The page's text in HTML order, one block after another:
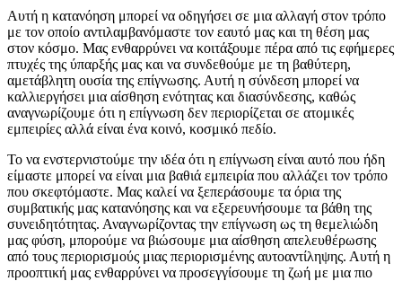
Αυτή η κατανόηση μπορεί να οδηγήσει σε μια αλλαγή στον τρόπο
με τον οποίο αντιλαμβανόμαστε τον εαυτό μας και τη θέση μας
στον κόσμο. Μας ενθαρρύνει να κοιτάξουμε πέρα από τις εφήμερες
πτυχές της ύπαρξής μας και να συνδεθούμε με τη βαθύτερη,
αμετάβλητη ουσία της επίγνωσης. Αυτή η σύνδεση μπορεί να
καλλιεργήσει μια αίσθηση ενότητας και διασύνδεσης, καθώς
αναγνωρίζουμε ότι η επίγνωση δεν περιορίζεται σε ατομικές
εμπειρίες αλλά είναι ένα κοινό, κοσμικό πεδίο.
Το να ενστερνιστούμε την ιδέα ότι η επίγνωση είναι αυτό που ήδη
είμαστε μπορεί να είναι μια βαθιά εμπειρία που αλλάζει τον τρόπο
που σκεφτόμαστε. Μας καλεί να ξεπεράσουμε τα όρια της
συμβατικής μας κατανόησης και να εξερευνήσουμε τα βάθη της
συνειδητότητας. Αναγνωρίζοντας την επίγνωση ως τη θεμελιώδη
μας φύση, μπορούμε να βιώσουμε μια αίσθηση απελευθέρωσης
από τους περιορισμούς μιας περιορισμένης αυτοαντίληψης. Αυτή η
προοπτική μας ενθαρρύνει να προσεγγίσουμε τη ζωή με μια πιο